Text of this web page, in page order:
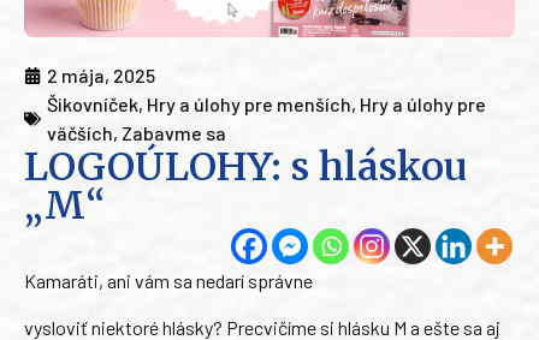
2 mája, 2025
Šikovníček, Hry a úlohy pre menších, Hry a úlohy pre
väčších, Zabavme sa
LOGOÚLOHY: s hláskou
„M“
Kamaráti, ani vám sa nedarí správne
vysloviť niektoré hlásky? Precvičíme si hlásku M a ešte sa aj